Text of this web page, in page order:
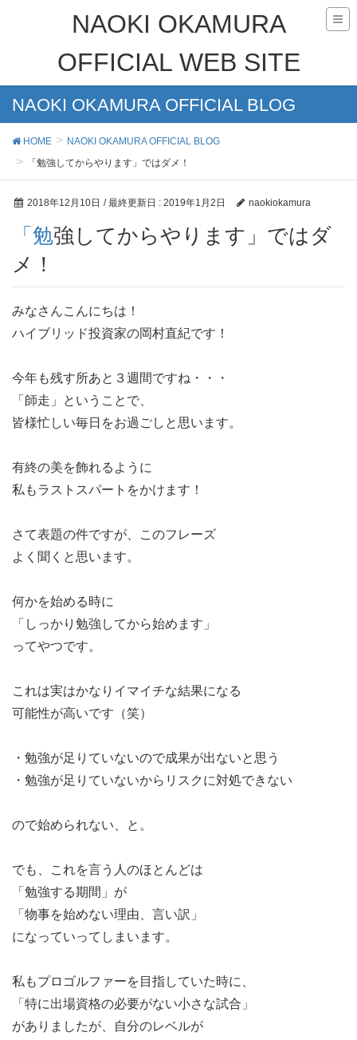
NAOKI OKAMURA
OFFICIAL WEB SITE
NAOKI OKAMURA OFFICIAL BLOG
HOME
NAOKI OKAMURA OFFICIAL BLOG
「勉強してからやります」ではダメ！
2018年12月10日 / 最終更新日 : 2019年1月2日 naokiokamura
「勉強してからやります」ではダ
メ！
みなさんこんにちは！
ハイブリッド投資家の岡村直紀です！
今年も残す所あと３週間ですね・・・
「師走」ということで、
皆様忙しい毎日をお過ごしと思います。
有終の美を飾れるように
私もラストスパートをかけます！
さて表題の件ですが、このフレーズ
よく聞くと思います。
何かを始める時に
「しっかり勉強してから始めます」
ってやつです。
これは実はかなりイマイチな結果になる
可能性が高いです（笑）
・勉強が足りていないので成果が出ないと思う
・勉強が足りていないからリスクに対処できない
ので始められない、と。
でも、これを言う人のほとんどは
「勉強する期間」が
「物事を始めない理由、言い訳」
になっていってしまいます。
私もプロゴルファーを目指していた時に、
「特に出場資格の必要がない小さな試合」
がありましたが、自分のレベルが